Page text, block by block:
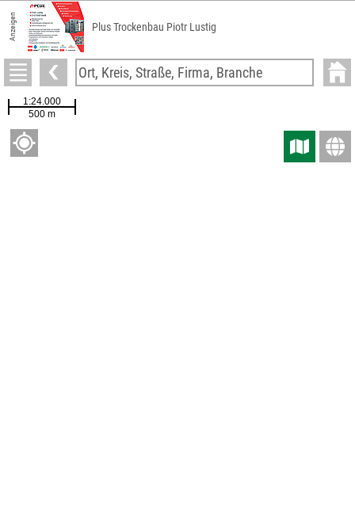
Anzeigen Plus Trockenbau Piotr Lustig